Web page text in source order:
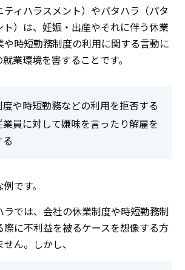
ィハラスメント）やパタハラ（パタ
ト）は、妊娠・出産やそれに伴う休業
や時短勤務制度の利用に関する言動に
業環境を害することです。
や時短勤務などの利用を拒否する
員に対して嫌味を言ったり解雇を
です。
ラでは、会社の休業制度や時短勤務制
際に不利益を被るケースを想像する方
ん。しかし、